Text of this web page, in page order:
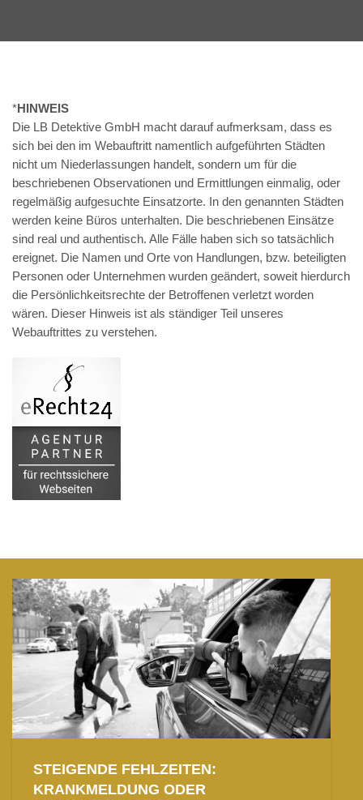
*HINWEIS
Die LB Detektive GmbH macht darauf aufmerksam, dass es
sich bei den im Webauftritt namentlich aufgeführten Städten
nicht um Niederlassungen handelt, sondern um für die
beschriebenen Observationen und Ermittlungen einmalig, oder
regelmäßig aufgesuchte Einsatzorte. In den genannten Städten
werden keine Büros unterhalten. Die beschriebenen Einsätze
sind real und authentisch. Alle Fälle haben sich so tatsächlich
ereignet. Die Namen und Orte von Handlungen, bzw. beteiligten
Personen oder Unternehmen wurden geändert, soweit hierdurch
die Persönlichkeitsrechte der Betroffenen verletzt worden
wären. Dieser Hinweis ist als ständiger Teil unseres
Webauftrittes zu verstehen.
STEIGENDE FEHLZEITEN:
KRANKMELDUNG ODER